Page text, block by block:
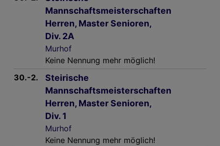
Mannschaftsmeisterschaften
Herren, Master Senioren,
Div. 2A
Murhof
Keine Nennung mehr möglich!
30.-2.
Steirische
Mannschaftsmeisterschaften
Herren, Master Senioren,
Div. 1
Murhof
Keine Nennung mehr möglich!